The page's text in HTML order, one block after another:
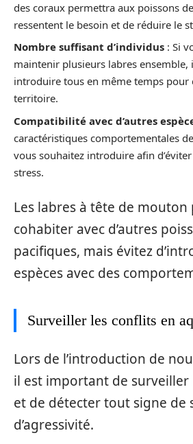
des coraux permettra aux poissons
ressentent le besoin et de réduire le
Nombre suffisant d’individus : Si
maintenir plusieurs labres ensemble,
introduire tous en même temps pour
territoire.
Compatibilité avec d’autres
caractéristiques comportementales
vous souhaitez introduire afin
stress.
Les labres à tête de
cohabiter avec d’autres
pacifiques, mais évitez
espèces avec des
Surveiller les conflits en
Lors de l’introduction de
il est important de
et de détecter tout signe de
d’agressivité.